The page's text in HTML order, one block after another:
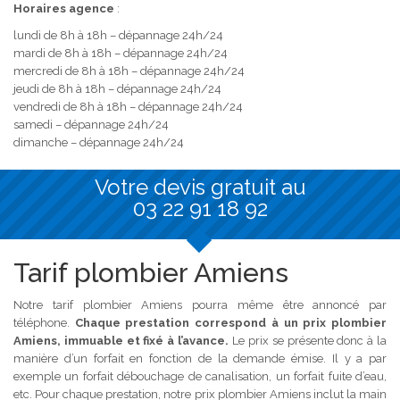
Horaires agence :
lundi de 8h à 18h – dépannage 24h/24
mardi de 8h à 18h – dépannage 24h/24
mercredi de 8h à 18h – dépannage 24h/24
jeudi de 8h à 18h – dépannage 24h/24
vendredi de 8h à 18h – dépannage 24h/24
samedi – dépannage 24h/24
dimanche – dépannage 24h/24
Votre devis gratuit au
03 22 91 18 92
Tarif plombier Amiens
Notre tarif plombier Amiens pourra même être annoncé par
téléphone. Chaque prestation correspond à un prix plombier
Amiens, immuable et fixé à l’avance. Le prix se présente donc à la
manière d’un forfait en fonction de la demande émise. Il y a par
exemple un forfait débouchage de canalisation, un forfait fuite d’eau,
etc. Pour chaque prestation, notre prix plombier Amiens inclut la main